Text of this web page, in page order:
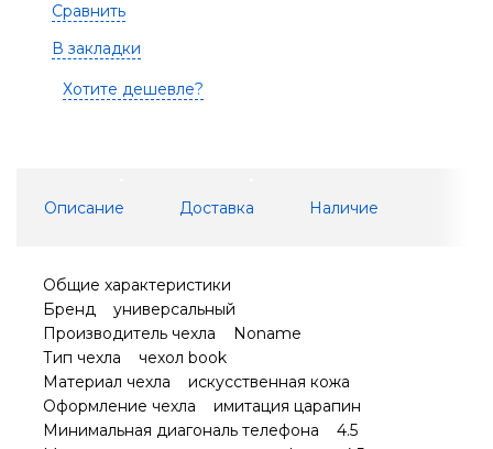
Сравнить
В закладки
Хотите дешевле?
Описание Доставка Наличие
Общие характеристики
Бренд универсальный
Производитель чехла Noname
Тип чехла чехол book
Материал чехла искусственная кожа
Оформление чехла имитация царапин
Минимальная диагональ телефона 4.5